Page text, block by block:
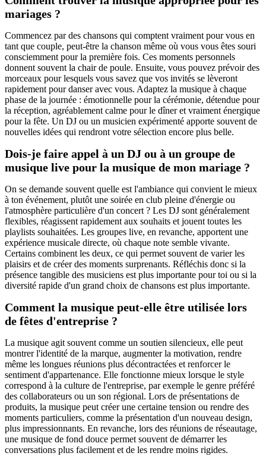
mariages ?
Commencez par des chansons qui comptent vraiment pour vous en
tant que couple, peut-être la chanson même où vous vous êtes souri
consciemment pour la première fois. Ces moments personnels
donnent souvent la chair de poule. Ensuite, vous pouvez prévoir des
morceaux pour lesquels vous savez que vos invités se lèveront
rapidement pour danser avec vous. Adaptez la musique à chaque
phase de la journée : émotionnelle pour la cérémonie, détendue pour
la réception, agréablement calme pour le dîner et vraiment énergique
pour la fête. Un DJ ou un musicien expérimenté apporte souvent de
nouvelles idées qui rendront votre sélection encore plus belle.
Dois-je faire appel à un DJ ou à un groupe de
musique live pour la musique de mon mariage ?
On se demande souvent quelle est l'ambiance qui convient le mieux
à ton événement, plutôt une soirée en club pleine d'énergie ou
l'atmosphère particulière d'un concert ? Les DJ sont généralement
flexibles, réagissent rapidement aux souhaits et jouent toutes les
playlists souhaitées. Les groupes live, en revanche, apportent une
expérience musicale directe, où chaque note semble vivante.
Certains combinent les deux, ce qui permet souvent de varier les
plaisirs et de créer des moments surprenants. Réfléchis donc si la
présence tangible des musiciens est plus importante pour toi ou si la
diversité rapide d'un grand choix de chansons est plus importante.
Comment la musique peut-elle être utilisée lors
de fêtes d'entreprise ?
La musique agit souvent comme un soutien silencieux, elle peut
montrer l'identité de la marque, augmenter la motivation, rendre
même les longues réunions plus décontractées et renforcer le
sentiment d'appartenance. Elle fonctionne mieux lorsque le style
correspond à la culture de l'entreprise, par exemple le genre préféré
des collaborateurs ou un son régional. Lors de présentations de
produits, la musique peut créer une certaine tension ou rendre des
moments particuliers, comme la présentation d'un nouveau design,
plus impressionnants. En revanche, lors des réunions de réseautage,
une musique de fond douce permet souvent de démarrer les
conversations plus facilement et de les rendre moins rigides.